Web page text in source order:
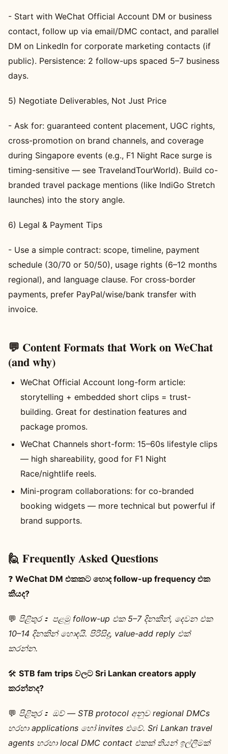
- Start with WeChat Official Account DM or business
contact, follow up via email/DMC contact, and parallel
DM on LinkedIn for corporate marketing contacts (if
public). Persistence: 2 follow-ups spaced 5–7 business
days.
5) Negotiate Deliverables, Not Just Price
- Ask for: guaranteed content placement, UGC rights,
cross-promotion on brand channels, and coverage
during Singapore events (e.g., F1 Night Race surge is
timing-sensitive — see TravelandTourWorld). Build co-
branded travel package mentions (like IndiGo Stretch
launches) into the story angle.
6) Legal & Payment Tips
- Use a simple contract: scope, timeline, payment
schedule (30/70 or 50/50), usage rights (6–12 months
regional), and language clause. For cross-border
payments, prefer PayPal/wise/bank transfer with
invoice.
💬 Content Formats that Work on WeChat
(and why)
WeChat Official Account long-form article:
storytelling + embedded short clips = trust-
building. Great for destination features and
package promos.
WeChat Channels short-form: 15–60s lifestyle clips
— high shareability, good for F1 Night
Race/nightlife reels.
Mini-program collaborations: for co-branded
booking widgets — more technical but powerful if
brand supports.
🙋 Frequently Asked Questions
❓ WeChat DM එකකට හොද follow-up frequency එක
කීයද?
💬 පිළිතුර： පළමු follow-up එක 5–7 දිනකින්, දෙවන එක
10–14 දිනකින් හොඳයි. පිරිසිදු, value-add reply එක්
කරන්න.
🛠️ STB fam trips වලට Sri Lankan creators apply
කරන්නද?
💬 පිළිතුර： ඔව් — STB protocol අනුව regional DMCs
හරහා applications හෝ invites එවේ. Sri Lankan travel
agents හරහා local DMC contact එකක් තියන් ඉල්ලීමක්